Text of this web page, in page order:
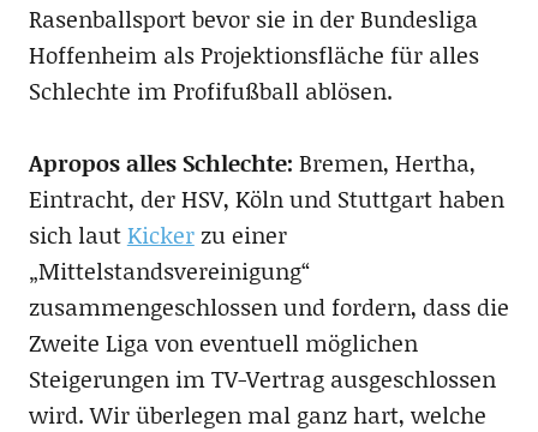
Rasenballsport bevor sie in der Bundesliga
Hoffenheim als Projektionsfläche für alles
Schlechte im Profifußball ablösen.
Apropos alles Schlechte: Bremen, Hertha,
Eintracht, der HSV, Köln und Stuttgart haben
sich lautKickerzu einer
„Mittelstandsvereinigung“
zusammengeschlossen und fordern, dass die
Zweite Liga von eventuell möglichen
Steigerungen im TV-Vertrag ausgeschlossen
wird. Wir überlegen mal ganz hart, welche